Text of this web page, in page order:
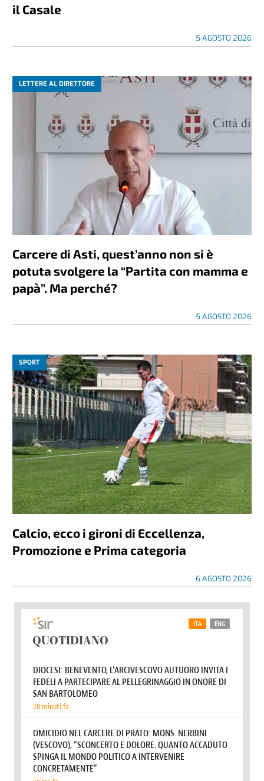
il Casale
5 AGOSTO 2026
LETTERE AL DIRETTORE
Carcere di Asti, quest’anno non si è
potuta svolgere la “Partita con mamma e
papà”. Ma perché?
5 AGOSTO 2026
SPORT
Calcio, ecco i gironi di Eccellenza,
Promozione e Prima categoria
6 AGOSTO 2026